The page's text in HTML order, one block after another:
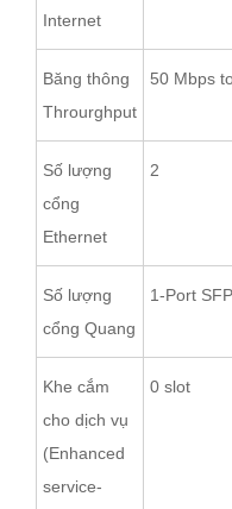
Internet
Băng thông
Throurghput
50 Mbps
Số lượng
cổng
Ethernet
2
Số lượng
cổng Quang
1-Port
Khe cắm
cho dịch vụ
(Enhanced
service-
0 slot